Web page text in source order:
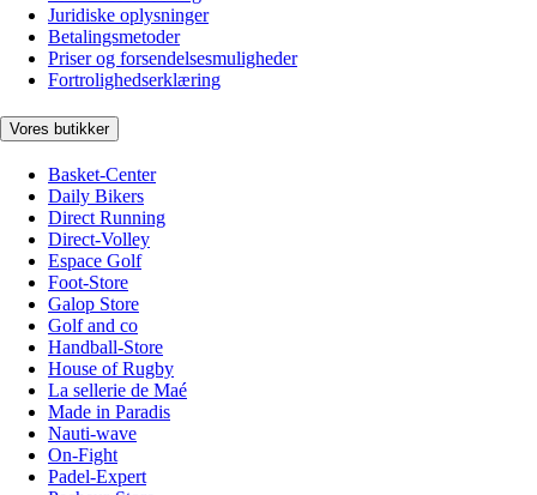
Juridiske oplysninger
Betalingsmetoder
Priser og forsendelsesmuligheder
Fortrolighedserklæring
Vores butikker
Basket-Center
Daily Bikers
Direct Running
Direct-Volley
Espace Golf
Foot-Store
Galop Store
Golf and co
Handball-Store
House of Rugby
La sellerie de Maé
Made in Paradis
Nauti-wave
On-Fight
Padel-Expert